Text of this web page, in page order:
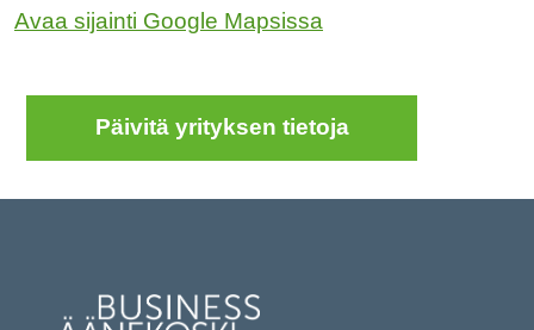
Avaa sijainti Google Mapsissa
Päivitä yrityksen tietoja